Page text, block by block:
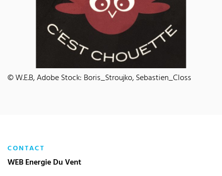
© W.E.B, Adobe Stock: Boris_Stroujko, Sebastien_Closs
CONTACT
WEB Energie Du Vent